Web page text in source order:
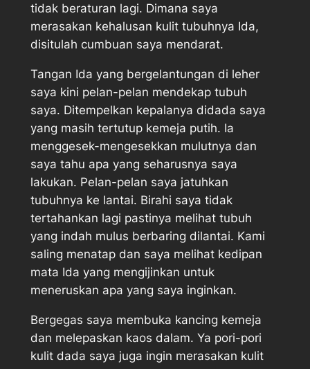
tidak beraturan lagi. Dimana saya
merasakan kehalusan kulit tubuhnya Ida,
disitulah cumbuan saya mendarat.
Tangan Ida yang bergelantungan di leher
saya kini pelan-pelan mendekap tubuh
saya. Ditempelkan kepalanya didada saya
yang masih tertutup kemeja putih. Ia
menggesek-mengesekkan mulutnya dan
saya tahu apa yang seharusnya saya
lakukan. Pelan-pelan saya jatuhkan
tubuhnya ke lantai. Birahi saya tidak
tertahankan lagi pastinya melihat tubuh
yang indah mulus berbaring dilantai. Kami
saling menatap dan saya melihat kedipan
mata Ida yang mengijinkan untuk
meneruskan apa yang saya inginkan.
Bergegas saya membuka kancing kemeja
dan melepaskan kaos dalam. Ya pori-pori
kulit dada saya juga ingin merasakan kulit